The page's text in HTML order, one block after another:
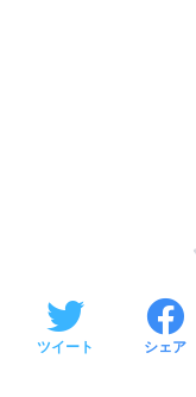
ツイート シェア